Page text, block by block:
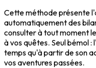
Cette méthode présente
automatiquement des
consulter à tout moment
à vos quêtes. Seul bémol
temps qu'à partir de son
vos aventures passées.